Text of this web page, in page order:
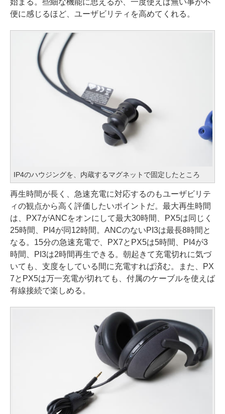
始まる。些細な機能に思えるが、一度使えば無い事が不
便に感じるほど、ユーザビリティを高めてくれる。
IP4のハウジングを、内蔵するマグネットで固定したところ
再生時間が長く、急速充電に対応するのもユーザビリテ
ィの観点から高く評価したいポイントだ。最大再生時間
は、PX7がANCをオンにして最大30時間、PX5は同じく
25時間、PI4が同12時間。ANCのないPI3は最長8時間と
なる。15分の急速充電で、PX7とPX5は5時間、PI4が3
時間、PI3は2時間再生できる。朝起きて充電切れに気づ
いても、支度をしている間に充電すれば済む。また、PX
7とPX5は万一充電が切れても、付属のケーブルを使えば
有線接続で楽しめる。